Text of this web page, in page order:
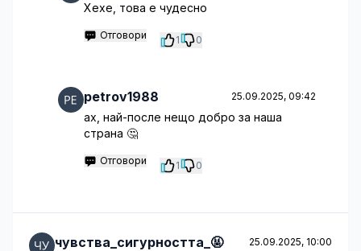
Хехе, това е чудесно
Отговори 1 0
petrov1988 25.09.2025, 09:42
ах, най-после нещо добро за наша
страна 🤔
Отговори 1 0
чувства_сигурността_🤬 25.09.2025, 10:00